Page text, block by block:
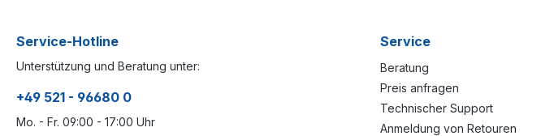
Service-Hotline
Unterstützung und Beratung unter:
+49 521 - 96680 0
Mo. - Fr. 09:00 - 17:00 Uhr
Service
Beratung
Preis anfragen
Technischer Support
Anmeldung von Retouren